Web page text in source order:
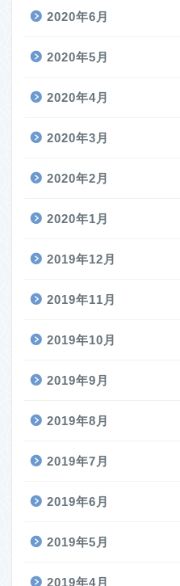
2020年6月
2020年5月
2020年4月
2020年3月
2020年2月
2020年1月
2019年12月
2019年11月
2019年10月
2019年9月
2019年8月
2019年7月
2019年6月
2019年5月
2019年4月